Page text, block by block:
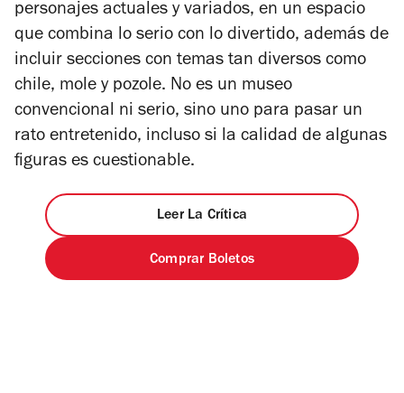
personajes actuales y variados, en un espacio
que combina lo serio con lo divertido, además de
incluir secciones con temas tan diversos como
chile, mole y pozole. No es un museo
convencional ni serio, sino uno para pasar un
rato entretenido, incluso si la calidad de algunas
figuras es cuestionable.
Leer La Crítica
Comprar Boletos